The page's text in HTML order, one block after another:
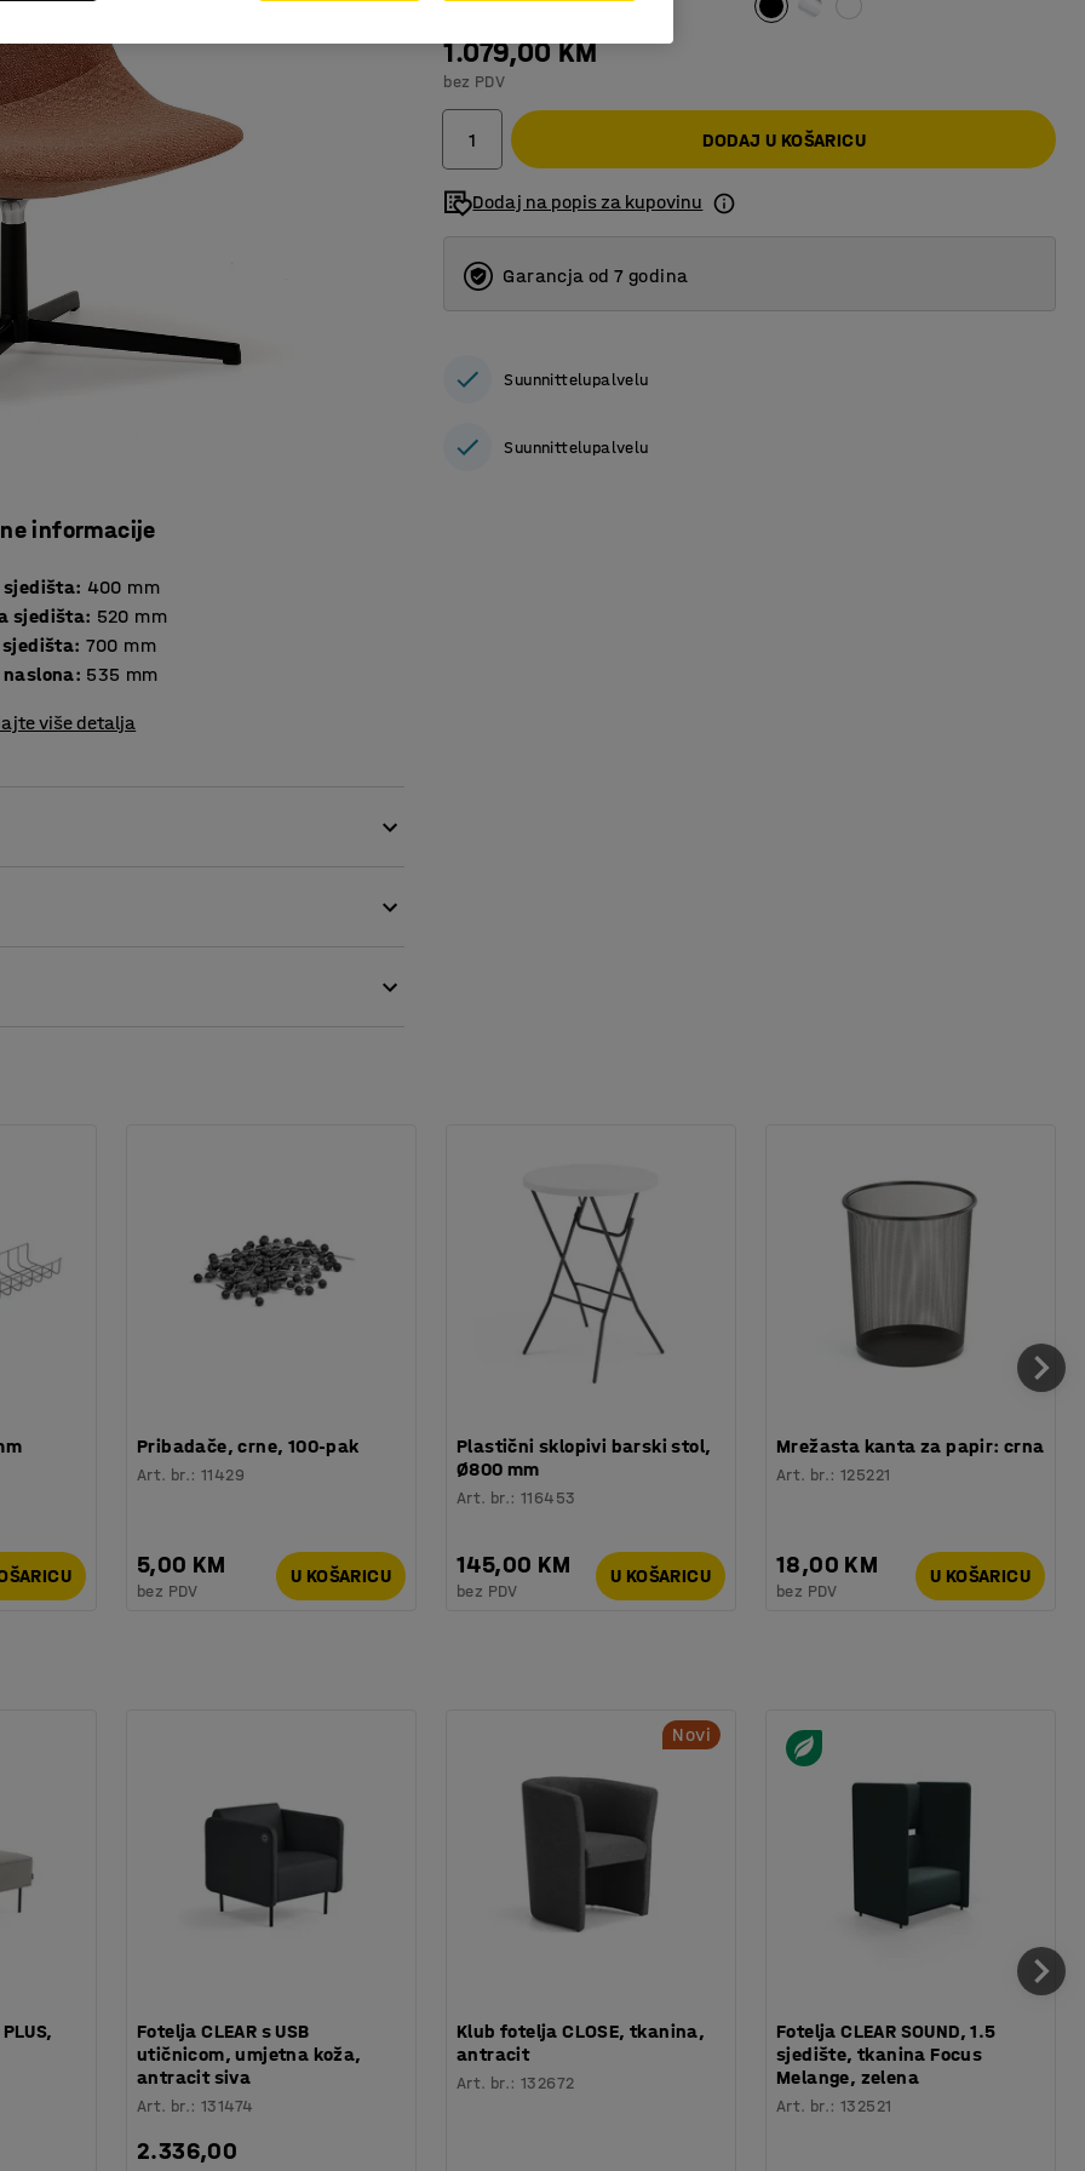
informacije
sjedišta: 400 mm
sjedišta: 520 mm
: 700 mm
: 535 mm
više detalja
telefonske pozive ili za neformalne
za 360° i ima funkciju vraćanja u
1.079,00 KM
bez PDV
DODAJ U KOŠARICU
Dodaj na popis za kupovinu
Garancja od 7 godina
Suunnittelupalvelu
Suunnittelupalvelu
Pribadače, crne, 100-pak
Art. br.:11429
5,00 KM
bez PDV
U KOŠARICU
Plastični sklopivi barski stol,
Ø800 mm
Art. br.:116453
145,00 KM
bez PDV
U KOŠARICU
Mrežasta kanta za papir: crna
Art. br.:125221
18,00 KM
bez PDV
U KOŠARICU
Fotelja CLEAR s USB
utičnicom, umjetna koža,
antracit siva
Art. br.:131474
2.336,00
Novi
Klub fotelja CLOSE, tkanina,
antracit
Art. br.:132672
Fotelja CLEAR SOUND, 1.5
sjedište, tkanina Focus
Melange, zelena
Art. br.:132521